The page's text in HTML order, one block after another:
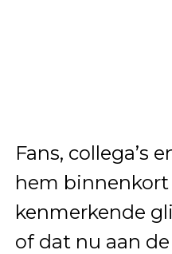
Fans, collega’s
hem
kenmerkende
of dat nu aan